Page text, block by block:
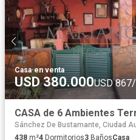
Casa·en venta
USD 380.000USD
Sánchez De Bustamante, Ciudad
438 m²4 Dormitorios3 BañosCasa